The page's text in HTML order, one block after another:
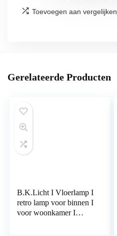
Toevoegen aan vergelijken
Gerelateerde Producten
B.K.Licht I Vloerlamp I
retro lamp voor binnen I
voor woonkamer I